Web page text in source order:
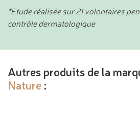
*Etude réalisée sur 21 volontaires
contrôle dermatologique
Autres produits de la
Nature :